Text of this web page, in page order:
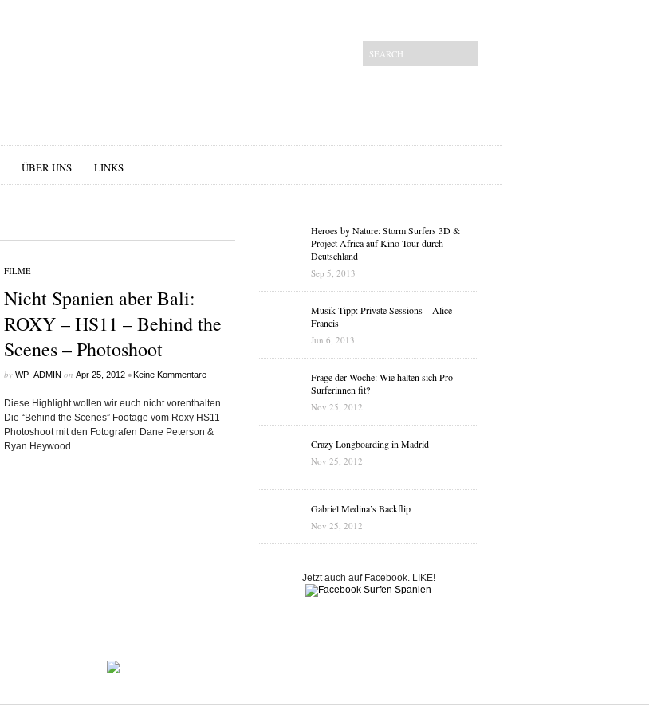
ÜBER UNS LINKS
FILME
Nicht Spanien aber Bali:
ROXY – HS11 – Behind the
Scenes – Photoshoot
by WP_ADMIN on Apr 25, 2012 •Keine Kommentare
Diese Highlight wollen wir euch nicht vorenthalten.
Die “Behind the Scenes” Footage vom Roxy HS11
Photoshoot mit den Fotografen Dane Peterson &
Ryan Heywood.
Heroes by Nature: Storm Surfers 3D &
Project Africa auf Kino Tour durch
Deutschland
Sep 5, 2013
Musik Tipp: Private Sessions – Alice
Francis
Jun 6, 2013
Frage der Woche: Wie halten sich Pro-
Surferinnen fit?
Nov 25, 2012
Crazy Longboarding in Madrid
Nov 25, 2012
Gabriel Medina’s Backflip
Nov 25, 2012
Jetzt auch auf Facebook. LIKE!